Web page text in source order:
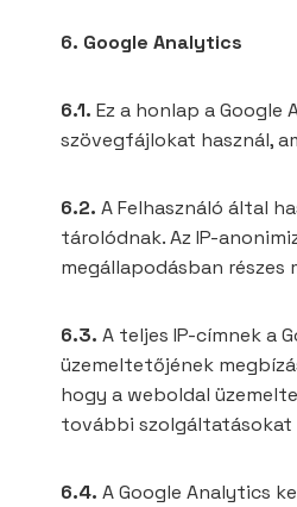
6. Google Analytics
6.1. Ez a honlap a Google
szövegfájlokat használ,
6.2. A Felhasználó által
tárolódnak. Az IP-
megállapodásban részes
6.3. A teljes IP-címnek a
üzemeltetőjének
hogy a weboldal
további szolgáltatásokat
6.4. A Google Analytics